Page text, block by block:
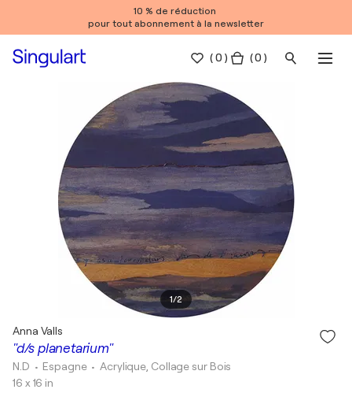
10 % de réduction
pour tout abonnement à la newsletter
(0 ) ( 0 )
1/2
"d/s planetarium"
Anna Valls
N.D • Espagne •Acrylique, Collage sur Bois
16 x 16 in